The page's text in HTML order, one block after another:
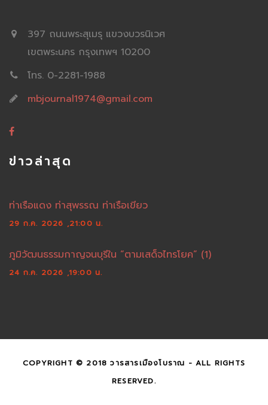
397 ถนนพระสุเมรุ แขวงบวรนิเวศ
เขตพระนคร กรุงเทพฯ 10200
โทร. 0-2281-1988
mbjournal1974@gmail.com
ข่าวล่าสุด
ท่าเรือแดง ท่าสุพรรณ ท่าเรือเขียว
29 ก.ค. 2026 ,21:00 น.
ภูมิวัฒนธรรมกาญจนบุรีใน “ตามเสด็จไทรโยค” (1)
24 ก.ค. 2026 ,19:00 น.
COPYRIGHT © 2018 วารสารเมืองโบราณ - ALL RIGHTS
RESERVED.